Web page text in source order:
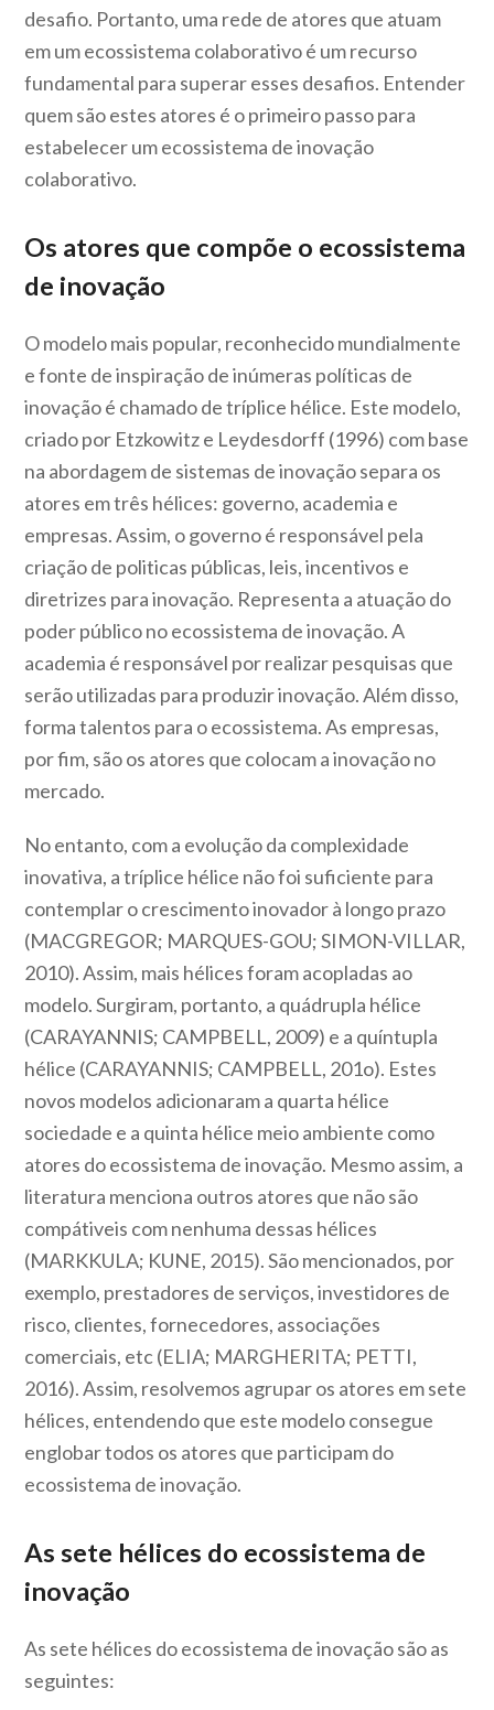
desafio. Portanto, uma rede de atores que atuam
em um ecossistema colaborativo é um recurso
fundamental para superar esses desafios. Entender
quem são estes atores é o primeiro passo para
estabelecer um ecossistema de inovação
colaborativo.
Os atores que compõe o ecossistema
de inovação
O modelo mais popular, reconhecido mundialmente
e fonte de inspiração de inúmeras políticas de
inovação é chamado de tríplice hélice. Este modelo,
criado por Etzkowitz e Leydesdorff (1996) com base
na abordagem de sistemas de inovação separa os
atores em três hélices: governo, academia e
empresas. Assim, o governo é responsável pela
criação de politicas públicas, leis, incentivos e
diretrizes para inovação. Representa a atuação do
poder público no ecossistema de inovação. A
academia é responsável por realizar pesquisas que
serão utilizadas para produzir inovação. Além disso,
forma talentos para o ecossistema. As empresas,
por fim, são os atores que colocam a inovação no
mercado.
No entanto, com a evolução da complexidade
inovativa, a tríplice hélice não foi suficiente para
contemplar o crescimento inovador à longo prazo
(MACGREGOR; MARQUES-GOU; SIMON-VILLAR,
2010). Assim, mais hélices foram acopladas ao
modelo. Surgiram, portanto, a quádrupla hélice
(CARAYANNIS; CAMPBELL, 2009) e a quíntupla
hélice (CARAYANNIS; CAMPBELL, 201o). Estes
novos modelos adicionaram a quarta hélice
sociedade e a quinta hélice meio ambiente como
atores do ecossistema de inovação. Mesmo assim, a
literatura menciona outros atores que não são
compátiveis com nenhuma dessas hélices
(MARKKULA; KUNE, 2015). São mencionados, por
exemplo, prestadores de serviços, investidores de
risco, clientes, fornecedores, associações
comerciais, etc (ELIA; MARGHERITA; PETTI,
2016). Assim, resolvemos agrupar os atores em sete
hélices, entendendo que este modelo consegue
englobar todos os atores que participam do
ecossistema de inovação.
As sete hélices do ecossistema de
inovação
As sete hélices do ecossistema de inovação são as
seguintes: